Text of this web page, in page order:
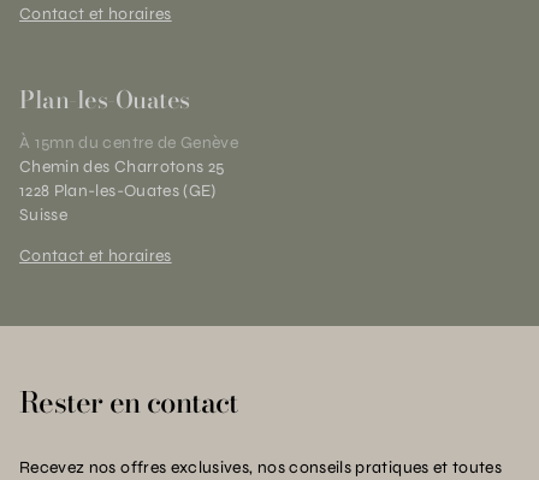
Contact et horaires
Plan-les-Ouates
À 15mn du centre de Genève
Chemin des Charrotons 25
1228 Plan-les-Ouates (GE)
Suisse
Contact et horaires
Rester en contact
Recevez nos offres exclusives, nos conseils pratiques et toutes